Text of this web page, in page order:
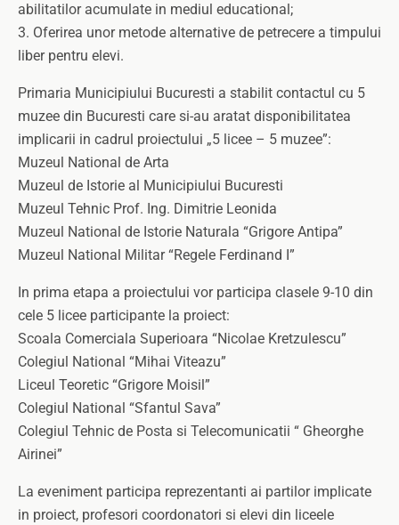
abilitatilor acumulate in mediul educational;
3. Oferirea unor metode alternative de petrecere a timpului
liber pentru elevi.
Primaria Municipiului Bucuresti a stabilit contactul cu 5
muzee din Bucuresti care si-au aratat disponibilitatea
implicarii in cadrul proiectului „5 licee – 5 muzee”:
Muzeul National de Arta
Muzeul de Istorie al Municipiului Bucuresti
Muzeul Tehnic Prof. Ing. Dimitrie Leonida
Muzeul National de Istorie Naturala “Grigore Antipa”
Muzeul National Militar “Regele Ferdinand I”
In prima etapa a proiectului vor participa clasele 9-10 din
cele 5 licee participante la proiect:
Scoala Comerciala Superioara “Nicolae Kretzulescu”
Colegiul National “Mihai Viteazu”
Liceul Teoretic “Grigore Moisil”
Colegiul National “Sfantul Sava”
Colegiul Tehnic de Posta si Telecomunicatii “ Gheorghe
Airinei”
La eveniment participa reprezentanti ai partilor implicate
in proiect, profesori coordonatori si elevi din liceele